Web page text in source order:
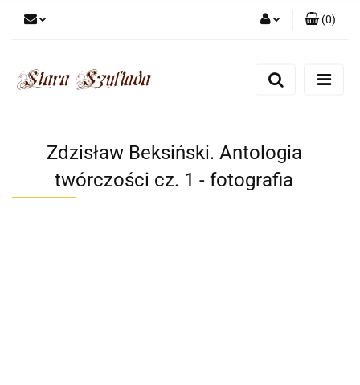
Zarejestruj się
(0)
Zdzisław Beksiński. Antologia
twórczości cz. 1 - fotografia